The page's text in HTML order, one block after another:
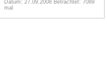
Datum: 27.09.2008 Betrachtet: 7089
mal